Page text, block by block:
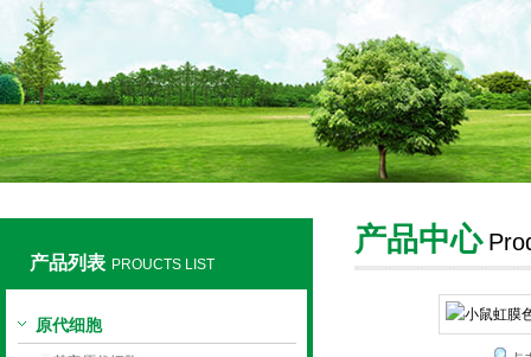
产品列表 PROUCTS LIST
原代细胞
产品中心